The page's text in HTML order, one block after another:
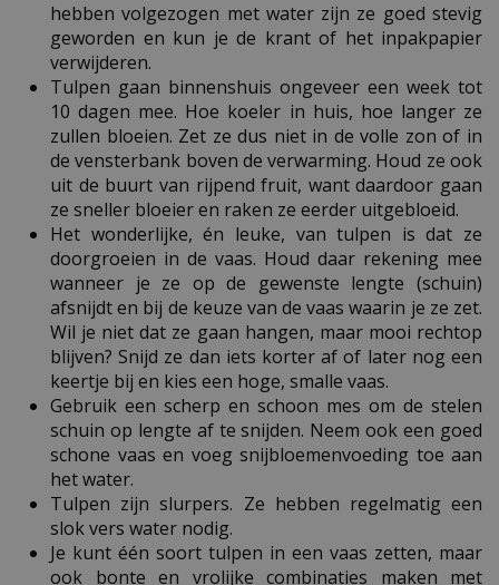
hebben volgezogen met water zijn ze goed stevig
geworden en kun je de krant of het inpakpapier
verwijderen.
Tulpen gaan binnenshuis ongeveer een week tot
10 dagen mee. Hoe koeler in huis, hoe langer ze
zullen bloeien. Zet ze dus niet in de volle zon of in
de vensterbank boven de verwarming. Houd ze ook
uit de buurt van rijpend fruit, want daardoor gaan
ze sneller bloeier en raken ze eerder uitgebloeid.
Het wonderlijke, én leuke, van tulpen is dat ze
doorgroeien in de vaas. Houd daar rekening mee
wanneer je ze op de gewenste lengte (schuin)
afsnijdt en bij de keuze van de vaas waarin je ze zet.
Wil je niet dat ze gaan hangen, maar mooi rechtop
blijven? Snijd ze dan iets korter af of later nog een
keertje bij en kies een hoge, smalle vaas.
Gebruik een scherp en schoon mes om de stelen
schuin op lengte af te snijden. Neem ook een goed
schone vaas en voeg snijbloemenvoeding toe aan
het water.
Tulpen zijn slurpers. Ze hebben regelmatig een
slok vers water nodig.
Je kunt één soort tulpen in een vaas zetten, maar
ook bonte en vrolijke combinaties maken met